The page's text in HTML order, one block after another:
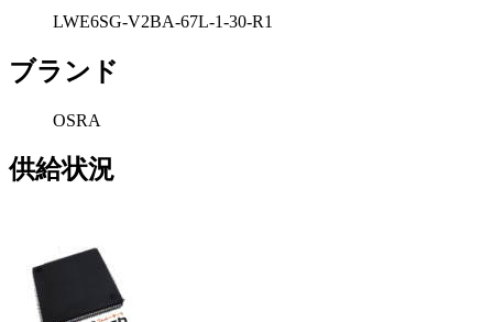
LWE6SG-V2BA-67L-1-30-R1
ブランド
OSRA
供給状況